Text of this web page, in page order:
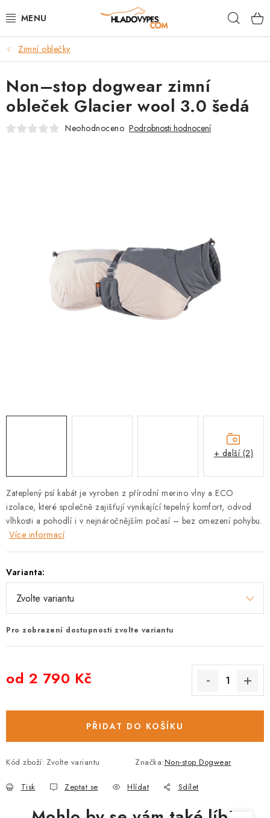
na
POTŘEBY PRO PSY
TAMI PŘEPRAVNÍ BOXY
SPORT SE PSEM
Výměna, vrácení a reklamace
Obchodní podmínky
Hodnocení obchodu
FAQ
Zimní oblečky
Zateplený psí kabát je vyroben z přírodní merino vlny a ECO
izolace, které společně zajišťují vynikající tepelný komfort, odvod
vlhkosti a pohodlí i v nejnáročnějším počasí – bez omezení pohybu.
Více informací
Varianta:
Pro zobrazení dostupnosti zvolte variantu
od 2 790 Kč
PŘIDAT DO KOŠÍKU
Kód zboží: Zvolte variantu Značka:Non-stop Dogwear
Tisk Zeptat se Hlídat Sdílet
Non–stop dogwear zimní
obleček Glacier wool 3.0 šedá
Neohodnoceno Podrobnosti hodnocení
+ další (2)